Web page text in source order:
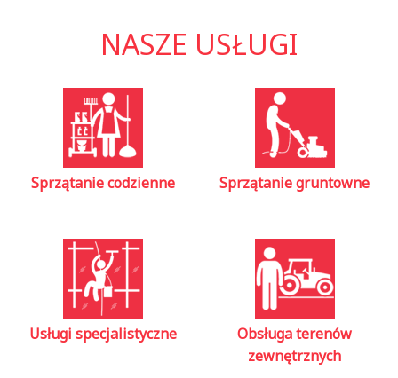
NASZE USŁUGI
Sprzątanie codzienne Sprzątanie gruntowne
Usługi specjalistyczne
Obsługa terenów
zewnętrznych